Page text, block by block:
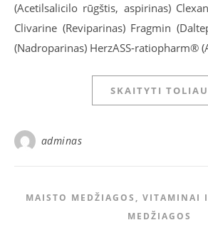
(Acetilsalicilo rūgštis, aspirinas)
Clivarine (Reviparinas) Fragmin
(Nadroparinas) HerzASS-ratiopharm®
SKAITYTI TOLIAU
adminas
MAISTO MEDŽIAGOS, VITAMINAI
MEDŽIAGOS